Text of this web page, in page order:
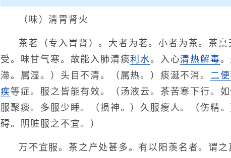
（味）清胃肾火
茶茗（专入胃肾）。大者为茗。小者为茶。茶
受。味甘气寒。故能入肺清痰利水。入心清热解毒
滞。属湿。）头目不清。（属热。）痰涎不消。 二
疾等症。服之皆能有效。（汤液云。茶苦寒下行。
服聚痰。多服少睡。（损神。）久服瘦人。（伤精
碍。阴脏服之不宜。）
万不宜服。茶之产处甚多。有以阳羡名者。谓之